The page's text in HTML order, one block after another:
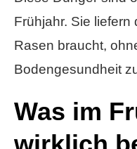
Frühjahr. Sie
Rasen braucht,
Bodengesundheit
Was im